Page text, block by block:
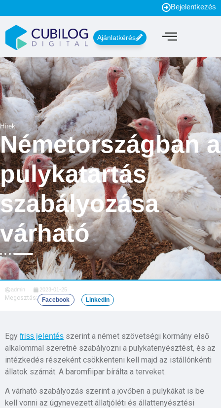
Bejelentkezés
Ajánlatkérés
Hírek
Németországban a
pulykatartás
szabályozása
várható
admin 2023-01-25
Megosztás: Facebook LinkedIn
Egy friss jelentés szerint a német szövetségi kormány első
alkalommal szeretné szabályozni a pulykatenyésztést, és az
intézkedés részeként csökkenteni kell majd az istállónkénti
állatok számát. A baromfiipar bírálta a terveket.
A várható szabályozás szerint a jövőben a pulykákat is be
kell vonni az úgynevezett állatjóléti és állattenyésztési